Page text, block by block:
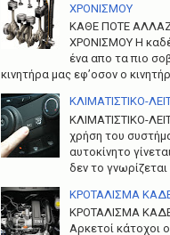
ΧΡΟΝΙΣΜΟΥ
ΚΑΘΕ ΠΟΤΕ
ΧΡΟΝΙΣΜΟΥ Η
ένα απο τα πιο
κινητήρα μας εφ’οσον ο
ΚΛΙΜΑΤΙΣΤΙΚΟ-
ΚΛΙΜΑΤΙΣΤΙΚΟ-
χρήση του
αυτοκίνητο
δεν το γνωρίζεται
ΚΡΟΤΑΛΙΣΜΑ
ΚΡΟΤΑΛΙΣΜΑ
Αρκετοί κάτοχοι